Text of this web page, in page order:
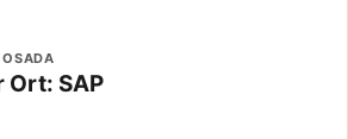
Ort: SAP